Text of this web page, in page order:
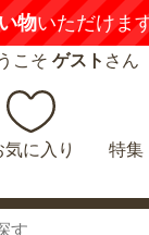
物いただけま
こそ ゲスト さん
気に入り
特集